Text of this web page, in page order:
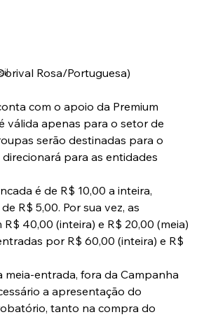
Rosa/Portuguesa)
com o apoio da Premium
válida apenas para o setor de
serão destinadas para o
para as entidades
é de R$ 10,00 a inteira,
R$ 5,00. Por sua vez, as
40,00 (inteira) e R$ 20,00 (meia)
por R$ 60,00 (inteira) e R$
meia-entrada, fora da Campanha
a apresentação do
tanto na compra do